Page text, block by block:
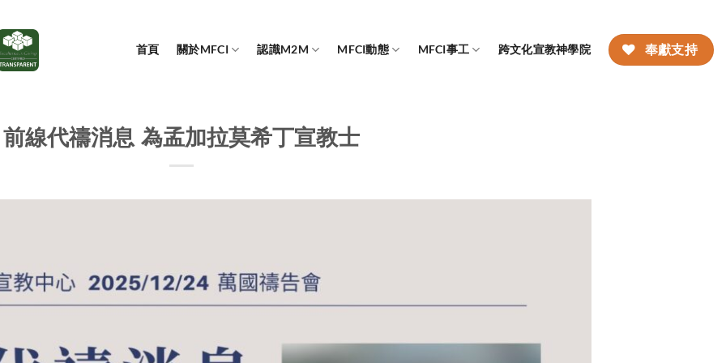
首頁 關於MFCI 認識M2M MFCI動態 MFCI事工 跨文化宣教神學院 奉獻支持
前線代禱消息 為孟加拉莫希丁宣教士